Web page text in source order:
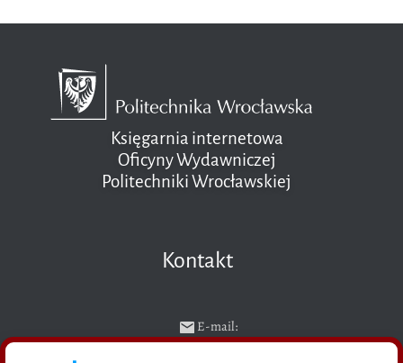
Księgarnia internetowa
Oficyny Wydawniczej
Politechniki Wrocławskiej
Kontakt
E-mail:
ksiegarnia@pwr.edu.pl